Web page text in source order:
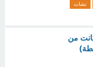
نشات
من
واليد . (1 نقطة)